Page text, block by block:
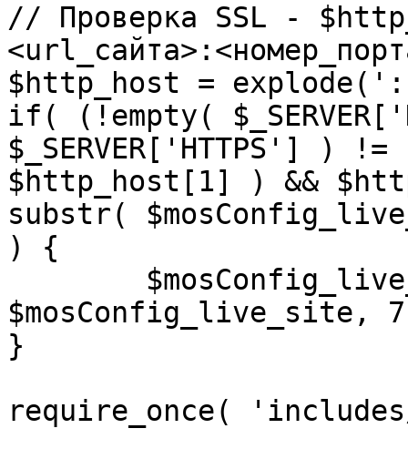
// Проверка SSL -
$http_host = explode(':',
if( (!empty(
$_SERVER['HTTPS']
$http_host[1] ) &&
substr(
) {
$mosConfig_live_site,
}
require_once(